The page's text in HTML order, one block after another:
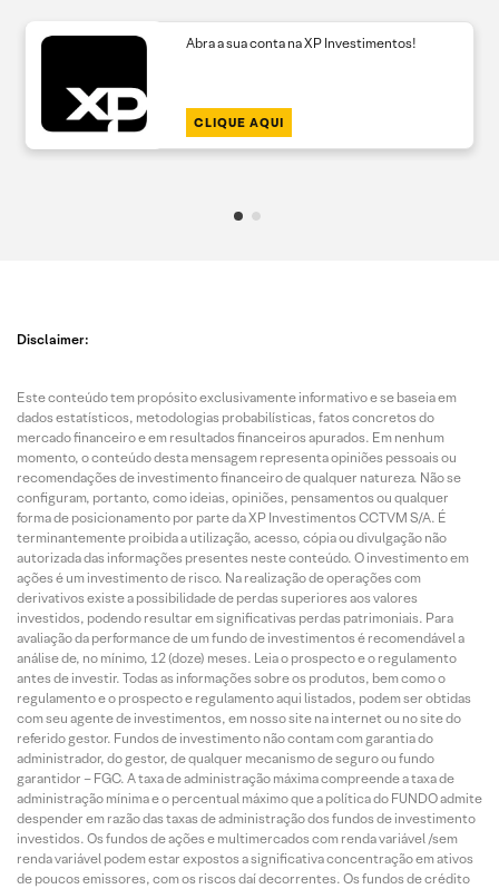
Abra a sua conta na XP Investimentos!
CLIQUE AQUI
Disclaimer:
Este conteúdo tem propósito exclusivamente informativo e se baseia em
dados estatísticos, metodologias probabilísticas, fatos concretos do
mercado financeiro e em resultados financeiros apurados. Em nenhum
momento, o conteúdo desta mensagem representa opiniões pessoais ou
recomendações de investimento financeiro de qualquer natureza. Não se
configuram, portanto, como ideias, opiniões, pensamentos ou qualquer
forma de posicionamento por parte da XP Investimentos CCTVM S/A. É
terminantemente proibida a utilização, acesso, cópia ou divulgação não
autorizada das informações presentes neste conteúdo. O investimento em
ações é um investimento de risco. Na realização de operações com
derivativos existe a possibilidade de perdas superiores aos valores
investidos, podendo resultar em significativas perdas patrimoniais. Para
avaliação da performance de um fundo de investimentos é recomendável a
análise de, no mínimo, 12 (doze) meses. Leia o prospecto e o regulamento
antes de investir. Todas as informações sobre os produtos, bem como o
regulamento e o prospecto e regulamento aqui listados, podem ser obtidas
com seu agente de investimentos, em nosso site na internet ou no site do
referido gestor. Fundos de investimento não contam com garantia do
administrador, do gestor, de qualquer mecanismo de seguro ou fundo
garantidor – FGC. A taxa de administração máxima compreende a taxa de
administração mínima e o percentual máximo que a política do FUNDO admite
despender em razão das taxas de administração dos fundos de investimento
investidos. Os fundos de ações e multimercados com renda variável /sem
renda variável podem estar expostos a significativa concentração em ativos
de poucos emissores, com os riscos daí decorrentes. Os fundos de crédito